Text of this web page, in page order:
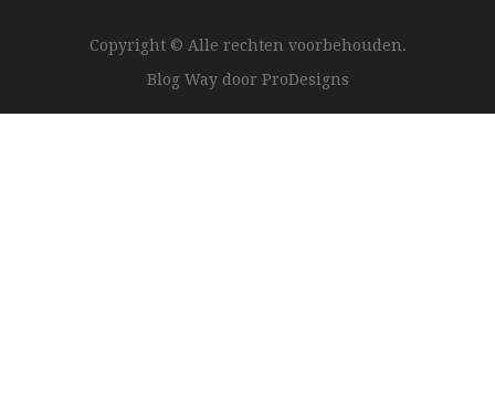
Copyright © Alle rechten voorbehouden.
Blog Way door ProDesigns